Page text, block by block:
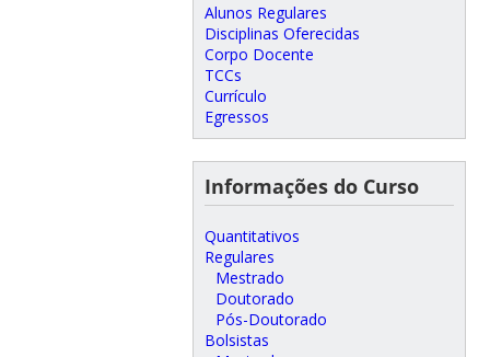
Alunos Regulares
Disciplinas Oferecidas
Corpo Docente
TCCs
Currículo
Egressos
Informações do Curso
Quantitativos
Regulares
Mestrado
Doutorado
Pós-Doutorado
Bolsistas